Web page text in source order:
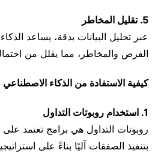
5. تقليل المخاطر
عبر تحليل البيانات بدقة، يساعد
الفرص والمخاطر، مما يقلل من
كيفية الاستفادة من الذكاء
1. استخدام روبوتات التداول
روبوتات التداول هي برامج تعتمد
بتنفيذ الصفقات آليًا بناءً على